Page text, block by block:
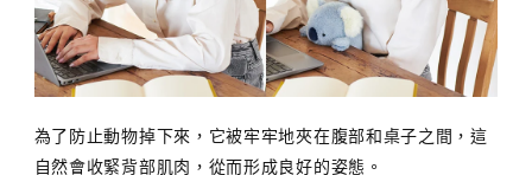
為了防止動物掉下來，它被牢牢地夾在腹部和桌子之間，這
自然會收緊背部肌肉，從而形成良好的姿態。